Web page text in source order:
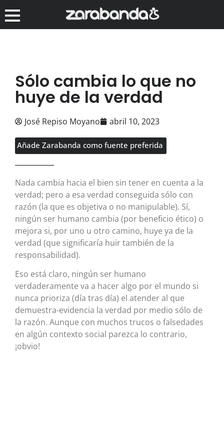
Sólo cambia lo que no
huye de la verdad
José Repiso Moyano abril 10, 2023
Añade Zarabanda como fuente preferida
Nada cambia hacia el bien sin tener en cuenta a la
verdad; pero a esa verdad conseguida sólo con
razón (la que es objetiva o no manipulable). Sí,
ningún ser humano cambia (por beneficio ético) o
mejora si, por uno u otro camino, huye ya de la
verdad (que significaría huir también de la
responsabilidad).
Eso está claro, ningún ser humano
verdaderamente va a hacer algo por el mundo si
nunca prioriza (día tras día) el atender al que
demuestra-evidencia la verdad por medio sólo de
la razón. Aunque con muchos trucos o falsedades
en algún contexto social parezca lo contrario,
¡obvio!